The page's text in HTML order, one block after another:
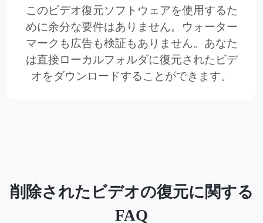
このビデオ復元ソフトウェアを使用するた
めに余分な要件はありません。ウォーター
マークも広告も検証もありません。あなた
は直接ローカルフォルダに復元されたビデ
オをダウンロードすることができます。
削除されたビデオの復元に関する
FAQ